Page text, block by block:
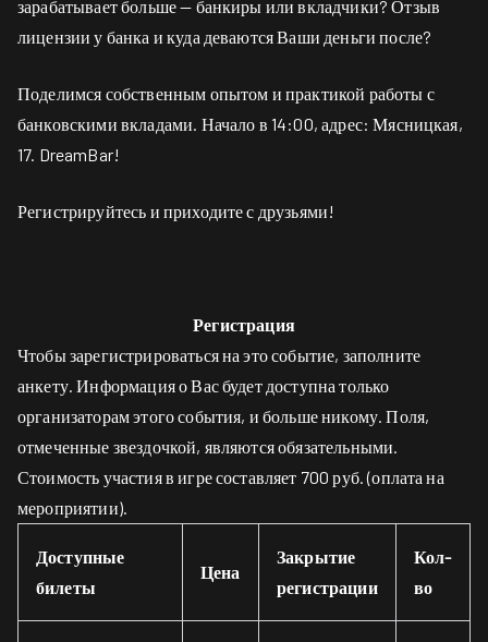
зарабатывает больше — банкиры или вкладчики? Отзыв
лицензии у банка и куда деваются Ваши деньги после?
Поделимся собственным опытом и практикой работы с
банковскими вкладами. Начало в 14:00, адрес: Мясницкая,
17. DreamBar!
Регистрируйтесь и приходите с друзьями!
Регистрация
Чтобы зарегистрироваться на это событие, заполните
анкету. Информация о Вас будет доступна только
организаторам этого события, и больше никому. Поля,
отмеченные звездочкой, являются обязательными.
Стоимость участия в игре составляет 700 руб. (оплата на
мероприятии).
Доступные
билеты
Цена
Закрытие
регистрации
Кол-
во